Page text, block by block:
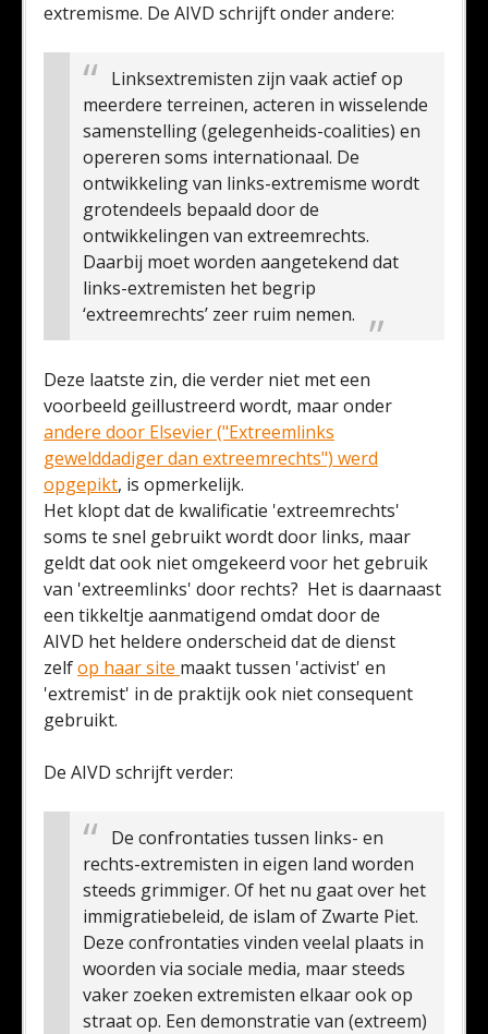
extremisme. De AIVD schrijft onder andere:
Linksextremisten zijn vaak actief op
meerdere terreinen, acteren in wisselende
samenstelling (gelegenheids-coalities) en
opereren soms internationaal. De
ontwikkeling van links-extremisme wordt
grotendeels bepaald door de
ontwikkelingen van extreemrechts.
Daarbij moet worden aangetekend dat
links-extremisten het begrip
‘extreemrechts’ zeer ruim nemen.
Deze laatste zin, die verder niet met een
voorbeeld geillustreerd wordt, maar onder
andere door Elsevier ("Extreemlinks
gewelddadiger dan extreemrechts") werd
opgepikt, is opmerkelijk.
Het klopt dat de kwalificatie 'extreemrechts'
soms te snel gebruikt wordt door links, maar
geldt dat ook niet omgekeerd voor het gebruik
van 'extreemlinks' door rechts? Het is daarnaast
een tikkeltje aanmatigend omdat door de
AIVD het heldere onderscheid dat de dienst
zelfop haar site maakt tussen 'activist' en
'extremist' in de praktijk ook niet consequent
gebruikt.
De AIVD schrijft verder:
De confrontaties tussen links- en
rechts-extremisten in eigen land worden
steeds grimmiger. Of het nu gaat over het
immigratiebeleid, de islam of Zwarte Piet.
Deze confrontaties vinden veelal plaats in
woorden via sociale media, maar steeds
vaker zoeken extremisten elkaar ook op
straat op. Een demonstratie van (extreem)